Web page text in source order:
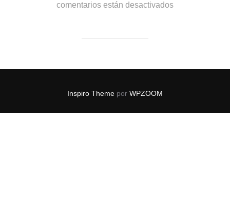
comentarios están desactivados
Inspiro Theme por WPZOOM